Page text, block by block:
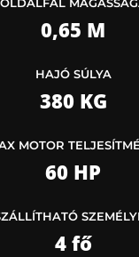
0,65 M
HAJÓ SÚLYA
380 KG
MOTOR
60 HP
4 fő